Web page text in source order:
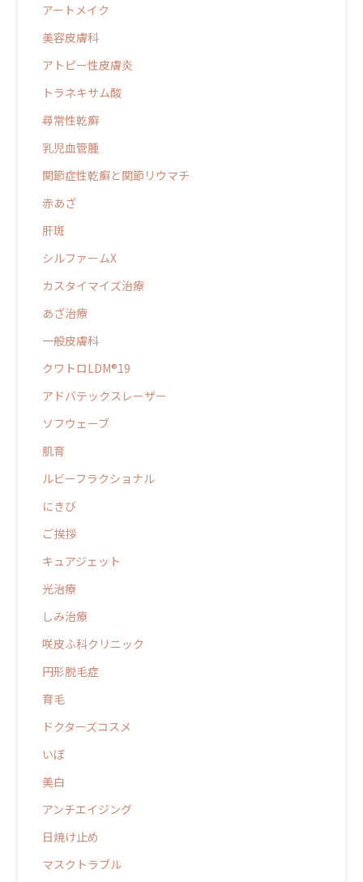
アートメイク
美容皮膚科
アトピー性皮膚炎
トラネキサム酸
尋常性乾癬
乳児血管腫
関節症性乾癬と関節リウマチ
赤あざ
肝斑
シルファームX
カスタイマイズ治療
あざ治療
一般皮膚科
クワトロLDM®19
アドバテックスレーザー
ソフウェーブ
肌育
ルビーフラクショナル
にきび
ご挨拶
キュアジェット
光治療
しみ治療
咲皮ふ科クリニック
円形脱毛症
育毛
ドクターズコスメ
いぼ
美白
アンチエイジング
日焼け止め
マスクトラブル